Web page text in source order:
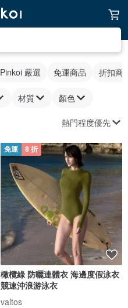
Pinkoi 嚴選 免運商品 折扣商
材質 顏色
熱門程度優先
免運 8 折
橄欖綠 防曬連體衣 海邊度假泳衣
競速沖浪游泳衣
valtos